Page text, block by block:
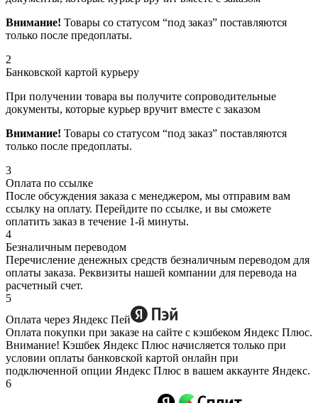
Внимание! Товары со статусом “под заказ” поставляются
только после предоплаты.
2
Банковской картой курьеру
При получении товара вы получите сопроводительные
документы, которые курьер вручит вместе с заказом
Внимание! Товары со статусом “под заказ” поставляются
только после предоплаты.
3
Оплата по ссылке
После обсуждения заказа с менеджером, мы отправим вам
ссылку на оплату. Перейдите по ссылке, и вы сможете
оплатить заказ в течение 1-й минуты.
4
Безналичным переводом
Перечисление денежных средств безналичным переводом для
оплаты заказа. Реквизиты нашей компании для перевода на
расчетный счет.
5
Оплата через Яндекс Пей
Оплата покупки при заказе на сайте с кэшбеком Яндекс Плюс.
Внимание! Кэшбек Яндекс Плюс начисляется только при
условии оплаты банковской картой онлайн при
подключенной опции Яндекс Плюс в вашем аккаунте Яндекс.
6